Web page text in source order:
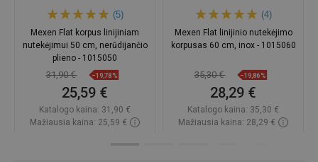
(5)
Mexen Flat korpus linijiniam
nutekėjimui 50 cm, nerūdijančio
plieno - 1015050
31,90 € −19,78%
25,59 €
Katalogo kaina: 31,90 €
Mažiausia kaina: 25,59 €
(4)
Mexen Flat linijinio nutekėjimo
korpusas 60 cm, inox - 1015060
35,30 € −19,86%
28,29 €
Katalogo kaina: 35,30 €
Mažiausia kaina: 28,29 €